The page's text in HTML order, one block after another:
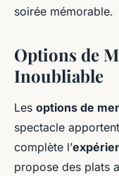
soirée mémorable.
Options de
Inoubliable
Les options de
spectacle
complète l’
propose des plats